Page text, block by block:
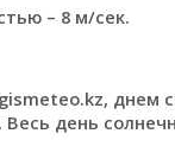
– 8 м/сек.
днем
Весь день